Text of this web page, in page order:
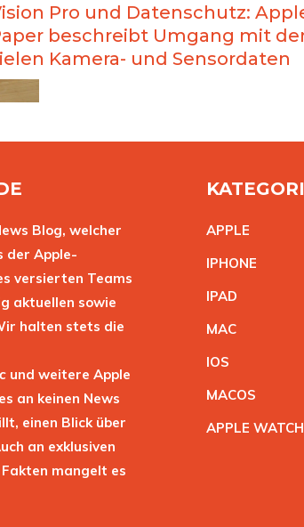
Pro und Datenschutz:
beschreibt Umgang mit
Kamera- und Sensordaten
Blog, welcher
der Apple-
versierten Teams
aktuellen sowie
halten stets die
und weitere Apple
an keinen News
einen Blick über
an exklusiven
mangelt es
APPLE
IPHONE
IPAD
MAC
IOS
MACOS
APPLE WATCH